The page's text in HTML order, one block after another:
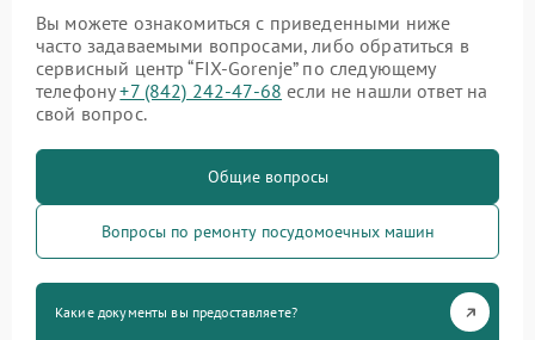
Вы можете ознакомиться с приведенными ниже
часто задаваемыми вопросами, либо обратиться в
сервисный центр “FIX-Gorenje” по следующему
телефону+7 (842) 242-47-68 если не нашли ответ на
свой вопрос.
Общие вопросы
Вопросы по ремонту посудомоечных машин
Какие документы вы предоставляете?